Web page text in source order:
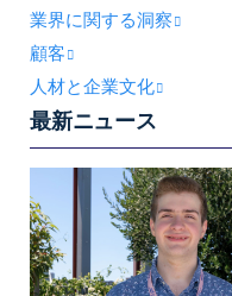
業界に関する洞察
顧客
人材と企業文化
最新ニュース